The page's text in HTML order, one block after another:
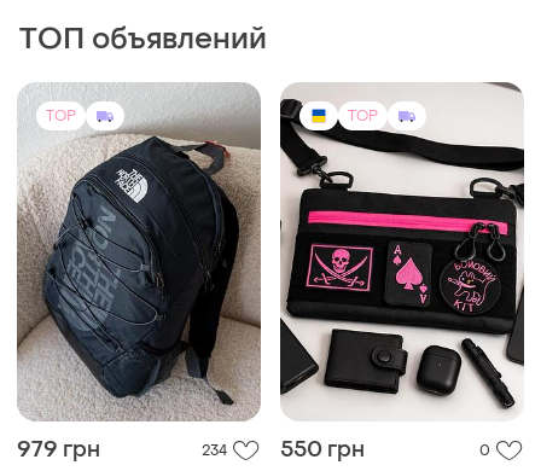
ТОП объявлений
TOP
979 грн 234
TOP
550 грн 0